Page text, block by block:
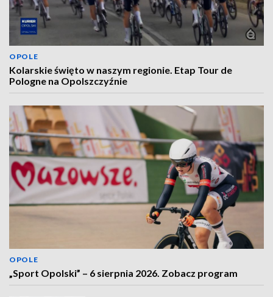
OPOLE
Kolarskie święto w naszym regionie. Etap Tour de
Pologne na Opolszczyźnie
OPOLE
„Sport Opolski” – 6 sierpnia 2026. Zobacz program